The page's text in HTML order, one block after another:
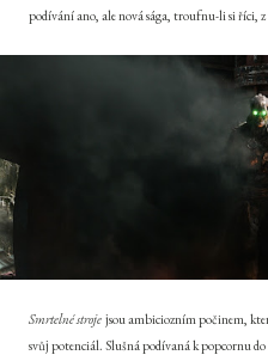
podívání ano, ale nová sága, troufnu-li si říci,
Smrtelné stroje jsou ambiciozním počinem,
svůj potenciál. Slušná podívaná k popcornu